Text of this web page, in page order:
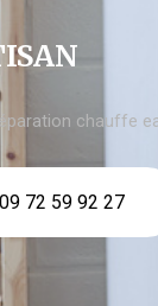
chauffe
09 72 59 92 27